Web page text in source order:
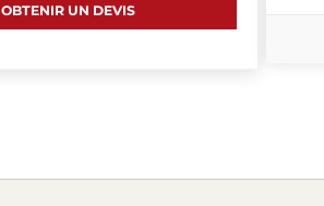
OBTENIR UN DEVIS